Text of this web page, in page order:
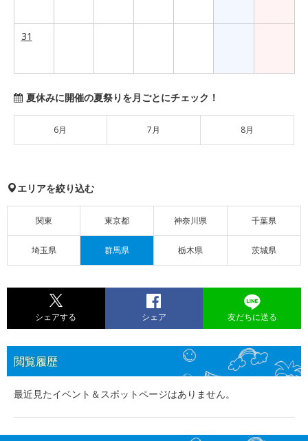
31
夏休みに開催の夏祭りを月ごとにチェック！
6月 7月 8月
エリアを絞り込む
関東 東京都 神奈川県 千葉県
埼玉県 群馬県 栃木県 茨城県
シェアする シェア 友だちに送る
閲覧履歴
最近見たイベント＆スポットページはありません。